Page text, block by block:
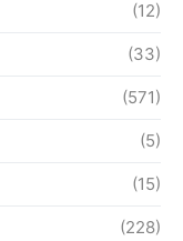
(12)
(33)
(571)
(5)
(15)
(228)